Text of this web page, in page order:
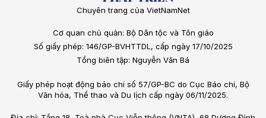
Chuyên trang của VietNamNet
Cơ quan chủ quản: Bộ Dân tộc và Tôn giáo
Số giấy phép: 146/GP-BVHTTDL, cấp ngày 17/10/2025
Tổng biên tập: Nguyễn Văn Bá
Giấy phép hoạt động báo chí số 57/GP-BC do Cục Báo chí, Bộ
Văn hóa, Thể thao và Du lịch cấp ngày 06/11/2025.